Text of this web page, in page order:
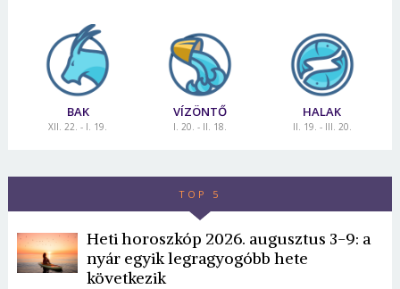
BAK
XII. 22. - I. 19.
VÍZÖNTŐ
I. 20. - II. 18.
HALAK
II. 19. - III. 20.
TOP 5
Heti horoszkóp 2026. augusztus 3-9: a
nyár egyik legragyogóbb hete
következik